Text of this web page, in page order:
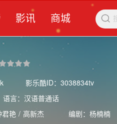
影讯 商城 
影乐酷ID：3038834tv
语言：汉语普通话
君艳 / 高新杰 编剧： 杨楠楠